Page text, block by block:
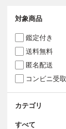
対象商品
鑑定付き
送料無料
匿名配送
コンビニ受取
カテゴリ
すべて